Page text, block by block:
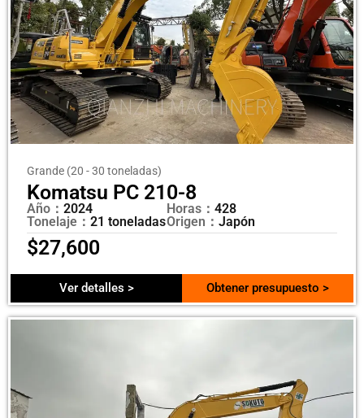
Grande (20 - 30 toneladas)
Komatsu PC 210-8
Año： 2024
Tonelaje： 21 toneladas
Horas： 428
Origen： Japón
$27,600
Ver detalles > Obtener presupuesto >